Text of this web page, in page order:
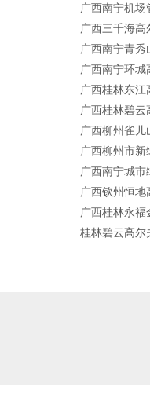
广西南宁机场
广西三千海高
广西南宁青秀
广西南宁环城
广西桂林东江
广西桂林碧云
广西柳州雀儿
广西柳州市新
广西南宁城市
广西钦州恒地
广西桂林永福
桂林碧云高尔